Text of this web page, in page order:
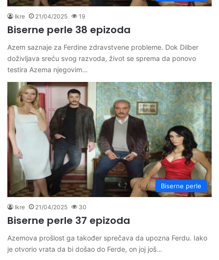
Ikre 21/04/2025 19
Biserne perle 38 epizoda
Azem saznaje za Ferdine zdravstvene probleme. Dok Dilber
doživljava sreću svog razvoda, život se sprema da ponovo
testira Azema njegovim…
Biserne perle
Ikre 21/04/2025 30
Biserne perle 37 epizoda
Azemova prošlost ga također sprečava da upozna Ferdu. Iako
je otvorio vrata da bi došao do Ferde, on joj još…